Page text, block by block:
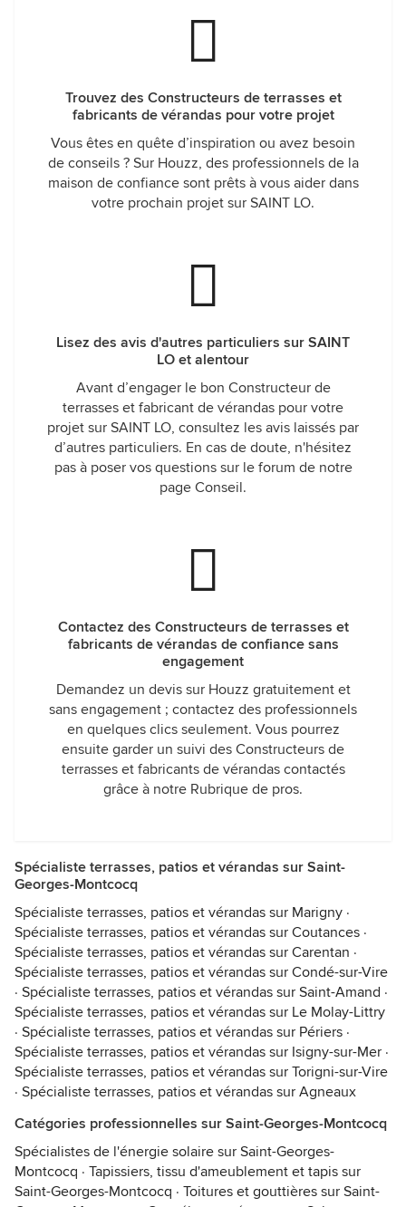
Trouvez des Constructeurs de terrasses et
fabricants de vérandas pour votre projet
Vous êtes en quête d’inspiration ou avez besoin
de conseils ? Sur Houzz, des professionnels de la
maison de confiance sont prêts à vous aider dans
votre prochain projet sur SAINT LO.
Lisez des avis d'autres particuliers sur SAINT
LO et alentour
Avant d’engager le bon Constructeur de
terrasses et fabricant de vérandas pour votre
projet sur SAINT LO, consultez les avis laissés par
d’autres particuliers. En cas de doute, n'hésitez
pas à poser vos questions sur le forum de notre
page Conseil.
Contactez des Constructeurs de terrasses et
fabricants de vérandas de confiance sans
engagement
Demandez un devis sur Houzz gratuitement et
sans engagement ; contactez des professionnels
en quelques clics seulement. Vous pourrez
ensuite garder un suivi des Constructeurs de
terrasses et fabricants de vérandas contactés
grâce à notre Rubrique de pros.
Spécialiste terrasses, patios et vérandas sur Saint-
Georges-Montcocq
Spécialiste terrasses, patios et vérandas sur Marigny ·
Spécialiste terrasses, patios et vérandas sur Coutances ·
Spécialiste terrasses, patios et vérandas sur Carentan ·
Spécialiste terrasses, patios et vérandas sur Condé-sur-Vire
· Spécialiste terrasses, patios et vérandas sur Saint-Amand ·
Spécialiste terrasses, patios et vérandas sur Le Molay-Littry
· Spécialiste terrasses, patios et vérandas sur Périers ·
Spécialiste terrasses, patios et vérandas sur Isigny-sur-Mer ·
Spécialiste terrasses, patios et vérandas sur Torigni-sur-Vire
· Spécialiste terrasses, patios et vérandas sur Agneaux
Catégories professionnelles sur Saint-Georges-Montcocq
Spécialistes de l'énergie solaire sur Saint-Georges-
Montcocq · Tapissiers, tissu d'ameublement et tapis sur
Saint-Georges-Montcocq · Toitures et gouttières sur Saint-